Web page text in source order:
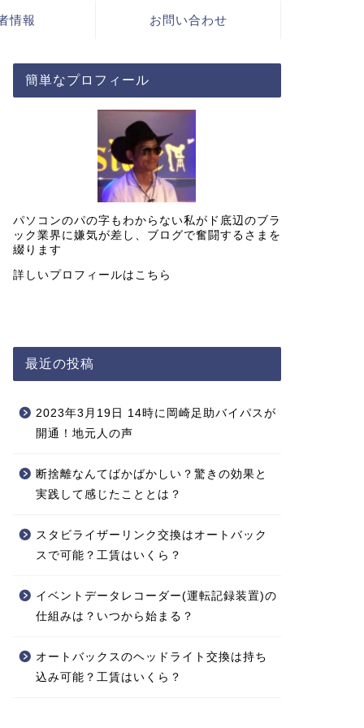
情報 お問い合わせ
簡単なプロフィール
パソコンのパの字もわからない私がド底辺のブラ
ック業界に嫌気が差し、ブログで奮闘するさまを
綴ります
詳しいプロフィールは こちら
最近の投稿
2023年3月19日 14時に岡崎足助バイパスが
開通！地元人の声
断捨離なんてばかばかしい？驚きの効果と
実践して感じたこととは？
スタビライザーリンク交換はオートバック
スで可能？工賃はいくら？
イベントデータレコーダー(運転記録装置)の
仕組みは？いつから始まる？
オートバックスのヘッドライト交換は持ち
込み可能？工賃はいくら？